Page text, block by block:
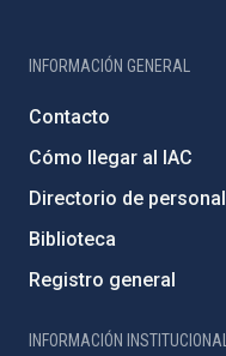
INFORMACIÓN GENERAL
Contacto
Cómo llegar al IAC
Directorio de personal
Biblioteca
Registro general
INFORMACIÓN INSTITUCIONAL